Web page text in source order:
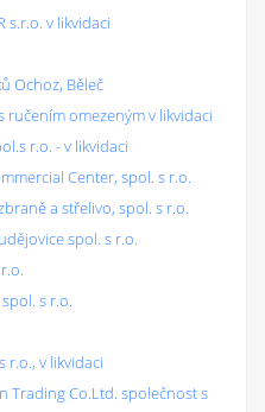
s.r.o. v likvidaci
Ochoz, Běleč
ručením omezeným v likvidaci
r.o. - v likvidaci
Center, spol. s r.o.
a střelivo, spol. s r.o.
spol. s r.o.
spol. s r.o.
r.o., v likvidaci
Trading Co.Ltd. společnost s